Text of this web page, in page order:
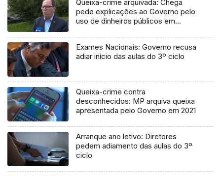
Queixa-crime arquivada: Chega
pede explicações ao Governo pelo
uso de dinheiros públicos em
Exames Nacionais: Governo recusa
adiar início das aulas do 3º ciclo
Queixa-crime contra
desconhecidos: MP arquiva queixa
apresentada pelo Governo em 2021
Arranque ano letivo: Diretores
pedem adiamento das aulas do 3º
ciclo